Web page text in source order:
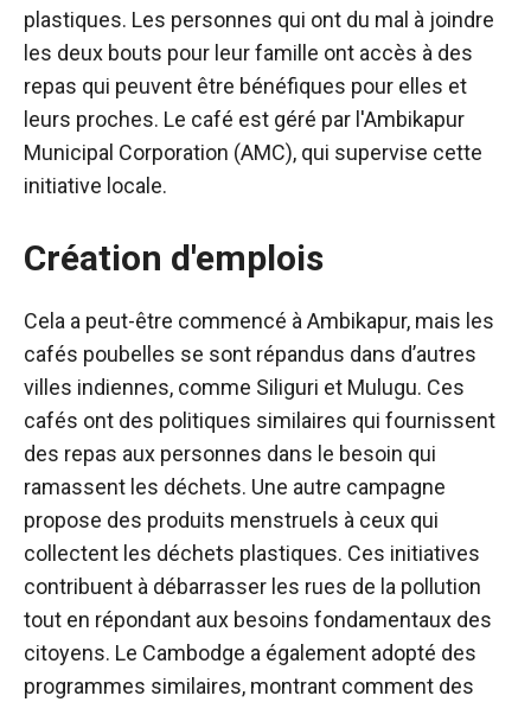
plastiques. Les personnes qui ont du mal à joindre
les deux bouts pour leur famille ont accès à des
repas qui peuvent être bénéfiques pour elles et
leurs proches. Le café est géré par l'Ambikapur
Municipal Corporation (AMC), qui supervise cette
initiative locale.
Création d'emplois
Cela a peut-être commencé à Ambikapur, mais les
cafés poubelles se sont répandus dans d’autres
villes indiennes, comme Siliguri et Mulugu. Ces
cafés ont des politiques similaires qui fournissent
des repas aux personnes dans le besoin qui
ramassent les déchets. Une autre campagne
propose des produits menstruels à ceux qui
collectent les déchets plastiques. Ces initiatives
contribuent à débarrasser les rues de la pollution
tout en répondant aux besoins fondamentaux des
citoyens. Le Cambodge a également adopté des
programmes similaires, montrant comment des